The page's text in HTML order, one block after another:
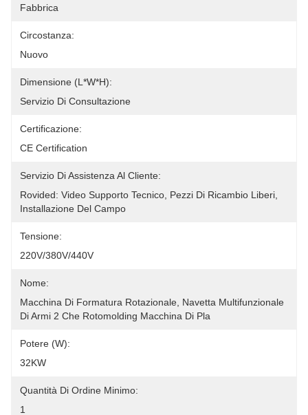
Fabbrica
Circostanza:
Nuovo
Dimensione (l*w*h):
Servizio Di Consultazione
Certificazione:
CE Certification
Servizio Di Assistenza Al Cliente:
Rovided: Video Supporto Tecnico, Pezzi Di Ricambio Liberi,
Installazione Del Campo
Tensione:
220V/380V/440V
Nome:
Macchina Di Formatura Rotazionale, Navetta Multifunzionale
Di Armi 2 Che Rotomolding Macchina Di Pla
Potere (w):
32KW
Quantità Di Ordine Minimo:
1